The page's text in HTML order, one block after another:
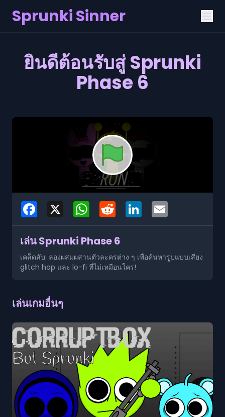
Sprunki Sinner
ยินดีต้อนรับสู่ Sprunki
Phase 6
Facebook WhatsAppReddit LinkedIn
เล่น Sprunki Phase 6
เคล็ดลับ: ลองผสมผสานตัวละครต่าง ๆ เพื่อค้นหารูปแบบเสียง
glitch hop และ lo-fi ที่ไม่เหมือนใคร!
เล่นเกมอื่นๆ